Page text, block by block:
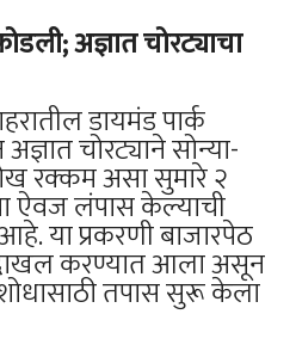
अज्ञात चोरट्याचा
डायमंड पार्क
चोरट्याने सोन्या-
रक्कम असा सुमारे २
ऐवज लंपास केल्याची
या प्रकरणी बाजारपेठ
दाखल करण्यात आला असून
शोधासाठी तपास सुरू केला